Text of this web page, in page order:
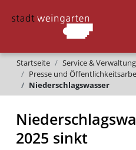
Startseite
Service & Verwaltung
Presse und
Niederschlagswasser
2025 sinkt